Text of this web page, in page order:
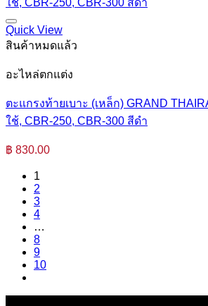
Quick View
สินค้าหมดแล้ว
อะไหล่ตกแต่ง
ตะแกรงท้ายเบาะ (เหล็ก) GRAND
ใช้, CBR-250, CBR-300 สีดำ
฿ 830.00
1
2
3
4
…
8
9
10